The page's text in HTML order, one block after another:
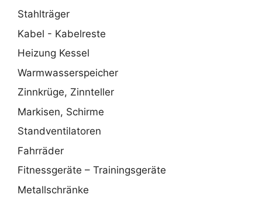
Stahlträger
Kabel - Kabelreste
Heizung Kessel
Warmwasserspeicher
Zinnkrüge, Zinnteller
Markisen, Schirme
Standventilatoren
Fahrräder
Fitnessgeräte – Trainingsgeräte
Metallschränke